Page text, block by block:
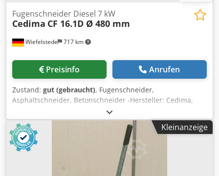
Wiefelstede 717 km
Fugenschneider Diesel 7 kW
Cedima CF 16.1D Ø 480 mm
Preisinfo Anrufen
Zustand: gut (gebraucht), Fugenschneider,
Asphaltschneider, Betonschneider -Hersteller: Cedima,
Fugenschneider Typ CF 16.1D -Sägeblatt: Ø max. 480 mm -
Motor: Hatz E 780U 7 kW -Abmessungen: 1150/680/H920
mm -Gewicht: 250 kg Dksdpfx Ajhzzb Redqsr Kleinanzeige